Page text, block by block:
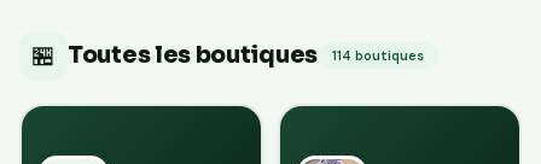
🏪 Toutes les boutiques 114 boutiques